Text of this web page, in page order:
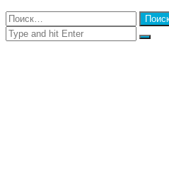
Close
Найти:
Close
Search